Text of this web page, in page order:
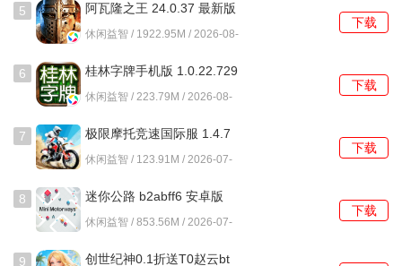
利用鱼群聚集的时机发射炮弹，可以击中多条鱼，最大化收
益。合理选择发射时机至关重要，避免盲目发射造成资源浪
费。
了解不同鱼类的出现频率，针对特定时间段或场景中出现的
高分鱼，集中火力捕捉，以获取更高的收益。
炮弹倍数的选择也极为重要，灵活运用低倍数炮弹捕捉小
鱼，而在遇到大鱼时再切换为高倍数炮弹，确保资源的有效
利用。
善用道具提升捕鱼效率，冰冻道具可以减缓鱼的游动速度，
5 阿瓦隆之王 24.0.37 最新版
休闲益智 / 1922.95M / 2026-08-
下载
6
桂林字牌手机版 1.0.22.729
最新版
休闲益智 / 223.79M / 2026-08-
下载
7
极限摩托竞速国际服 1.4.7
安卓版
休闲益智 / 123.91M / 2026-07-
下载
8 迷你公路 b2abff6 安卓版
休闲益智 / 853.56M / 2026-07-
下载
9 创世纪神0.1折送T0赵云bt